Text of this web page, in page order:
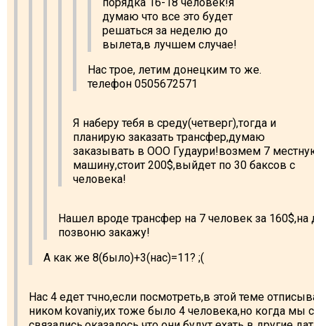
думаю что все это будет
решаться за неделю до
вылета,в лучшем случае!
Нас трое, летим донецким то же.
телефон 0505672571
Я наберу тебя в среду(четверг),тогда и
планирую заказать трансфер,думаю
заказывать в ООО Гудаури!возмем 7
машину,стоит 200$,выйдет по 30 баксов с
человека!
Нашел вроде трансфер на 7 человек за 160$,на
позвоню закажу!
А как же 8(было)+3(нас)=11? ;(
Нас 4 едет тчно,если посмотреть,в этой теме
ником kovaniy,их тоже было 4 человека,но когда мы